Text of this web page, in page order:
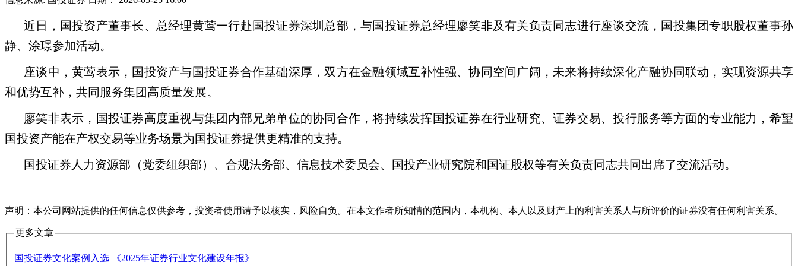
近日，国投资产董事长、总经理黄莺一行赴国投证券深圳总部，与国投证券总经理廖笑非及有关负责同志进行座谈交流，国投集团专职股权董事孙
静、涂璟参加活动。
座谈中，黄莺表示，国投资产与国投证券合作基础深厚，双方在金融领域互补性强、协同空间广阔，未来将持续深化产融协同联动，实现资源共享
和优势互补，共同服务集团高质量发展。
廖笑非表示，国投证券高度重视与集团内部兄弟单位的协同合作，将持续发挥国投证券在行业研究、证券交易、投行服务等方面的专业能力，希望
国投资产能在产权交易等业务场景为国投证券提供更精准的支持。
国投证券人力资源部（党委组织部）、合规法务部、信息技术委员会、国投产业研究院和国证股权等有关负责同志共同出席了交流活动。
声明：本公司网站提供的任何信息仅供参考，投资者使用请予以核实，风险自负。在本文作者所知情的范围内，本机构、本人以及财产上的利害关系人与所评价的证券没有任何利害关系。
更多文章
国投证券文化案例入选 《2025年证券行业文化建设年报》